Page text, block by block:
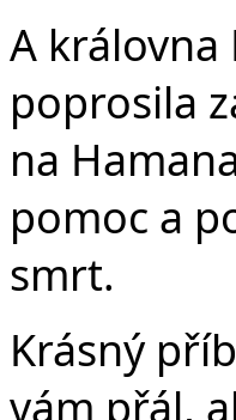
A královna
poprosila
na
pomoc a
smrt.
Krásný
vám přál,